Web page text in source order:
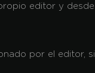
editor y
por el editor,